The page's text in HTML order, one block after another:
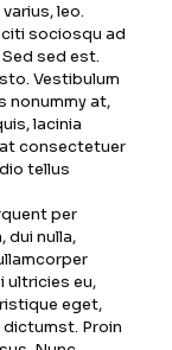
leo.
sociosqu ad
sed est.
Vestibulum
nonummy at,
lacinia
consectetuer
tellus
per
dui nulla,
ultricies eu,
eget,
Proin